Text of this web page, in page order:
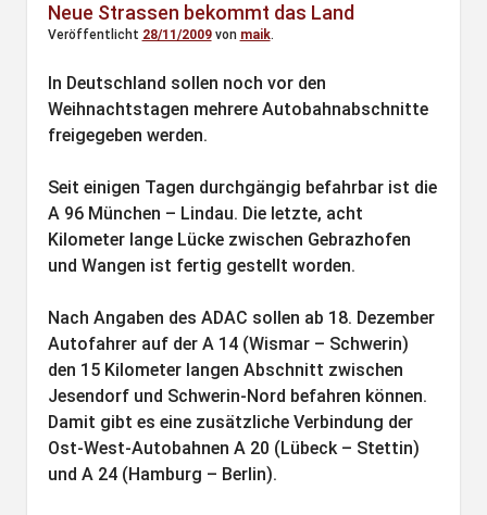
Neue Strassen bekommt das Land
Veröffentlicht 28/11/2009von maik.
In Deutschland sollen noch vor den
Weihnachtstagen mehrere Autobahnabschnitte
freigegeben werden.
Seit einigen Tagen durchgängig befahrbar ist die
A 96 München – Lindau. Die letzte, acht
Kilometer lange Lücke zwischen Gebrazhofen
und Wangen ist fertig gestellt worden.
Nach Angaben des ADAC sollen ab 18. Dezember
Autofahrer auf der A 14 (Wismar – Schwerin)
den 15 Kilometer langen Abschnitt zwischen
Jesendorf und Schwerin-Nord befahren können.
Damit gibt es eine zusätzliche Verbindung der
Ost-West-Autobahnen A 20 (Lübeck – Stettin)
und A 24 (Hamburg – Berlin).